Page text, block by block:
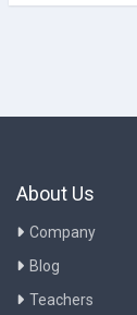
About Us
Company
Blog
Teachers